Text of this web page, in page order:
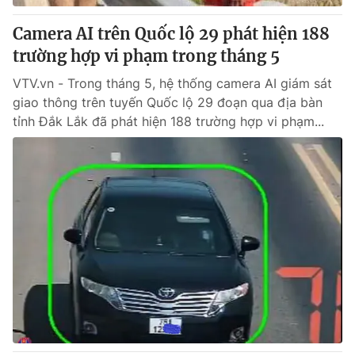
Nguyễn Trọng Ninh
Tổng đài VTV:024.38 355 931 - 024.38 355 932
Ðiện thoại Thời báo VTV:024.66 897 897
toasoan@vtv.vn
Liên hệ quảng cáo:024-7300.7108
® Cấm sao chép dưới mọi hình thức nếu không có sự chấp
thuận bằng văn bản. Ghi rõ nguồn VTV.vn khi phát hành lại
thông tin từ website này.
Camera AI trên Quốc lộ 29 phát hiện 188
trường hợp vi phạm trong tháng 5
VTV.vn - Trong tháng 5, hệ thống camera AI giám sát
giao thông trên tuyến Quốc lộ 29 đoạn qua địa bàn
tỉnh Đắk Lắk đã phát hiện 188 trường hợp vi phạm...